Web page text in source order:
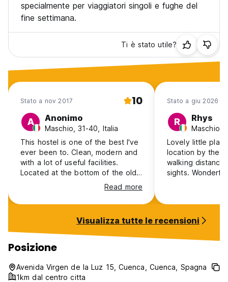
specialmente per viaggiatori singoli e fughe del
fine settimana.
Ti è stato utile?
Stato a nov 2017 10
A Anonimo
Maschio, 31-40, Italia
This hostel is one of the best I've
ever been to. Clean, modern and
with a lot of useful facilities.
Located at the bottom of the old
city of Cuenca, it's a great starting
point for many trekkings around
the city and the rivers areas. The
Read more
Stato a giu 2026
R Rhys
Maschio,
Lovely little
location by the
walking distance
sights. Wonderful staff.
be bigger
Visualizza tutte le recensioni
Posizione
Avenida Virgen de la Luz 15, Cuenca, Cuenca, Spagna
1km dal centro citta